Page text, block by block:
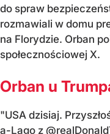
do spraw
rozmawiali w domu
na Florydzie. Orban
społecznościowej X.
Orban u
"USA dzisiaj.
a-Lago z